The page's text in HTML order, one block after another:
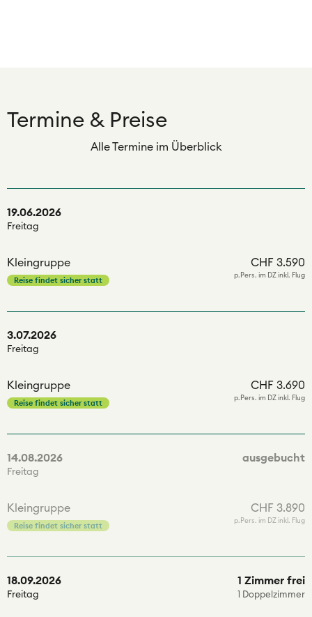
Termine & Preise
Alle Termine im Überblick
19.06.2026
Freitag
Kleingruppe
Reise findet sicher statt
CHF 3.590
p.Pers. im DZ inkl. Flug
3.07.2026
Freitag
Kleingruppe
Reise findet sicher statt
CHF 3.690
p.Pers. im DZ inkl. Flug
14.08.2026
Freitag
Kleingruppe
Reise findet sicher statt
ausgebucht
CHF 3.890
p.Pers. im DZ inkl. Flug
18.09.2026
Freitag
1 Zimmer frei
1 Doppelzimmer